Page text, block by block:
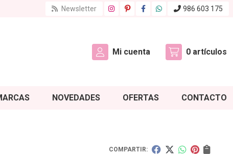
Newsletter 986 603 175
Mi cuenta 0 artículos
NOVEDADES OFERTAS CONTACTO
COMPARTIR: